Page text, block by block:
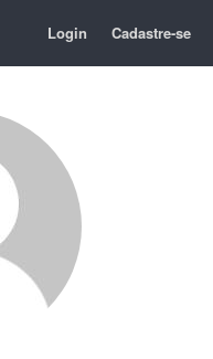
Login Cadastre-se